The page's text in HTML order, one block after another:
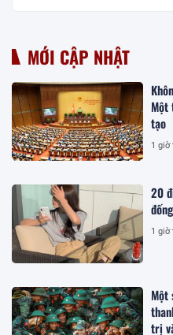
MỚI CẬP NHẬT
Một
tạo
1 giờ
20
1 giờ
Một
trị